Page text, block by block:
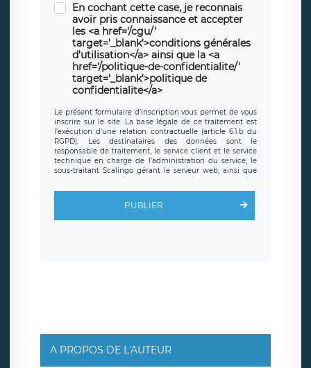
En cochant cette case, je reconnais
avoir pris connaissance et accepter
les <a href='/cgu/'
target='_blank'>conditions générales
d'utilisation</a> ainsi que la <a
href='/politique-de-confidentialite/'
target='_blank'>politique de
confidentialite</a>
Le présent formulaire d’inscription vous permet de vous
inscrire sur le site. La base légale de ce traitement est
l’exécution d’une relation contractuelle (article 6.1.b du
RGPD). Les destinataires des données sont le
responsable de traitement, le service client et le service
technique en charge de l’administration du service, le
sous-traitant Scalingo gérant le serveur web, ainsi que
toute personne légalement autorisée. Le formulaire
d’inscription est hébergé sur un serveur hébergé par
clauses de
protection conformes au RGPD
. Les données collectées
sont conservées jusqu’à ce que l’Internaute en sollicite la
rue Léopold Sédar Senghor, joignable à l’adresse mail :
responsabledetraitement@legavox.fr. Vous avez
également le droit d’introduire une réclamation auprès
d’une autorité de contrôle.
PUBLIER
A PROPOS DE L'AUTEUR